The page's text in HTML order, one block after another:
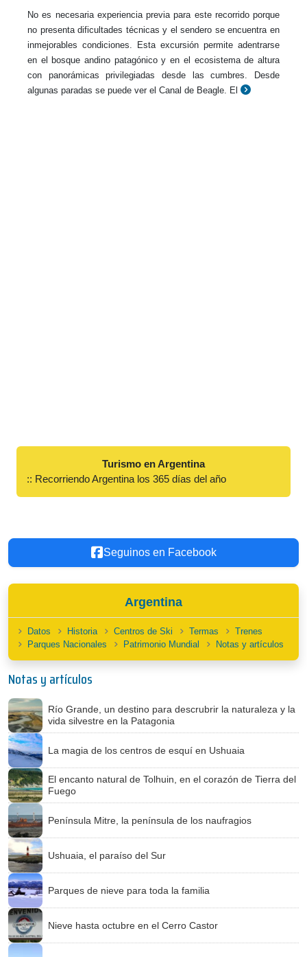
No es necesaria experiencia previa para este recorrido porque
no presenta dificultades técnicas y el sendero se encuentra en
inmejorables condiciones. Esta excursión permite adentrarse
en el bosque andino patagónico y en el ecosistema de altura
con panorámicas privilegiadas desde las cumbres. Desde
algunas paradas se puede ver el Canal de Beagle. El
Turismo en Argentina
:: Recorriendo Argentina los 365 días del año
Seguinos en Facebook
Argentina
Datos Historia Centros de Ski Termas
Trenes
Parques Nacionales
Patrimonio Mundial Notas y artículos
Notas y artículos
Río Grande, un destino para descrubrir la naturaleza y la
vida silvestre en la Patagonia
La magia de los centros de esquí en Ushuaia
El encanto natural de Tolhuin, en el corazón de Tierra del
Fuego
Península Mitre, la península de los naufragios
Ushuaia, el paraíso del Sur
Parques de nieve para toda la familia
Nieve hasta octubre en el Cerro Castor